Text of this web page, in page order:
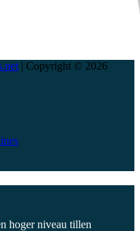
| Copyright © 2026
hoger niveau tillen